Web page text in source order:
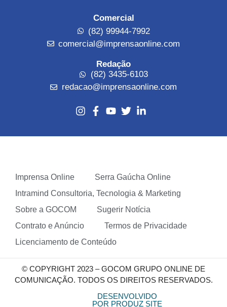
Comercial
(82) 99944-7992
comercial@imprensaonline.com
Redação
(82) 3435-6103
redacao@imprensaonline.com
Imprensa Online
Serra Gaúcha Online
Intramind Consultoria, Tecnologia & Marketing
Sobre a GOCOM
Sugerir Notícia
Contrato e Anúncio
Termos de Privacidade
Licenciamento de Conteúdo
© COPYRIGHT 2023 – GOCOM GRUPO ONLINE DE
COMUNICAÇÃO. TODOS OS DIREITOS RESERVADOS.
DESENVOLVIDO
POR PRODUZ SITE